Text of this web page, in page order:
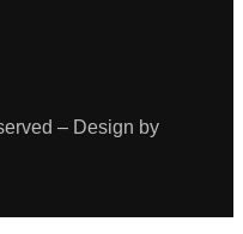
– Design by